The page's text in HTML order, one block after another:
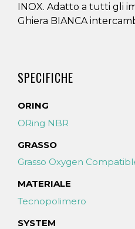
INOX. Adatto a tutti gli
Ghiera BIANCA
SPECIFICHE
ORING
ORing NBR
GRASSO
Grasso Oxygen
MATERIALE
Tecnopolimero
SYSTEM